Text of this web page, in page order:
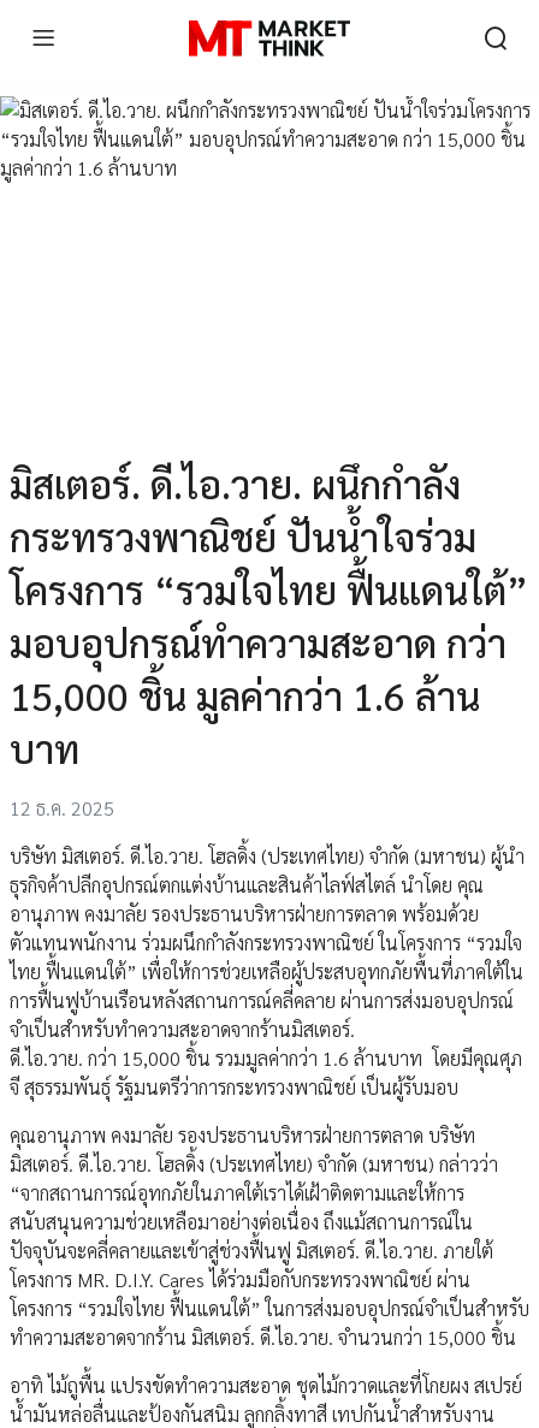
มิสเตอร์. ดี.ไอ.วาย. ผนึกกำลัง
กระทรวงพาณิชย์ ปันน้ำใจร่วม
โครงการ “รวมใจไทย ฟื้นแดนใต้”
มอบอุปกรณ์ทำความสะอาด กว่า
15,000 ชิ้น มูลค่ากว่า 1.6 ล้าน
บาท
12 ธ.ค. 2025
บริษัท มิสเตอร์. ดี.ไอ.วาย. โฮลดิ้ง (ประเทศไทย) จำกัด (มหาชน) ผู้นำ
ธุรกิจค้าปลีกอุปกรณ์ตกแต่งบ้านและสินค้าไลฟ์สไตล์ นำโดย คุณ
อานุภาพ คงมาลัย รองประธานบริหารฝ่ายการตลาด พร้อมด้วย
ตัวแทนพนักงาน ร่วมผนึกกำลังกระทรวงพาณิชย์ ในโครงการ “รวมใจ
ไทย ฟื้นแดนใต้” เพื่อให้การช่วยเหลือผู้ประสบอุทกภัยพื้นที่ภาคใต้ใน
การฟื้นฟูบ้านเรือนหลังสถานการณ์คลี่คลาย ผ่านการส่งมอบอุปกรณ์
จำเป็นสำหรับทำความสะอาดจากร้านมิสเตอร์.
ดี.ไอ.วาย. กว่า 15,000 ชิ้น รวมมูลค่ากว่า 1.6 ล้านบาท โดยมีคุณศุภ
จี สุธรรมพันธุ์ รัฐมนตรีว่าการกระทรวงพาณิชย์ เป็นผู้รับมอบ
คุณอานุภาพ คงมาลัย รองประธานบริหารฝ่ายการตลาด บริษัท
มิสเตอร์. ดี.ไอ.วาย. โฮลดิ้ง (ประเทศไทย) จำกัด (มหาชน) กล่าวว่า
“จากสถานการณ์อุทกภัยในภาคใต้เราได้เฝ้าติดตามและให้การ
สนับสนุนความช่วยเหลือมาอย่างต่อเนื่อง ถึงแม้สถานการณ์ใน
ปัจจุบันจะคลี่คลายและเข้าสู่ช่วงฟื้นฟู มิสเตอร์. ดี.ไอ.วาย. ภายใต้
โครงการ MR. D.I.Y. Cares ได้ร่วมมือกับกระทรวงพาณิชย์ ผ่าน
โครงการ “รวมใจไทย ฟื้นแดนใต้” ในการส่งมอบอุปกรณ์จำเป็นสำหรับ
ทำความสะอาดจากร้าน มิสเตอร์. ดี.ไอ.วาย. จำนวนกว่า 15,000 ชิ้น
อาทิ ไม้ถูพื้น แปรงขัดทำความสะอาด ชุดไม้กวาดและที่โกยผง สเปรย์
น้ำมันหล่อลื่นและป้องกันสนิม ลูกกลิ้งทาสี เทปกันน้ำสำหรับงาน